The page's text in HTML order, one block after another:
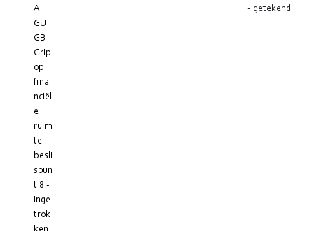
A
GU
GB -
Grip
op
fina
nciël
e
ruim
te -
besli
spun
t 8 -
inge
trok
- getekend